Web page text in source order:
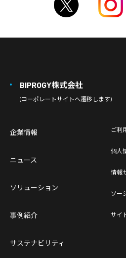
BIPROGY株式会社
(コーポレートサイトへ遷移します)
企業情報
ニュース
ソリューション
事例紹介
サステナビリティ
ご利
個人
情報
ソー
サイ